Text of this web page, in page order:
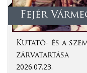
Fejér
Kutató- és a
zárvatartása
2026.07.23.